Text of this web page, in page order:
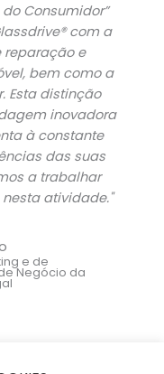
Consumidor”
com a
reparação e
bem como a
Esta distinção
inovadora
à constante
das suas
a trabalhar
atividade."
e de
Negócio da